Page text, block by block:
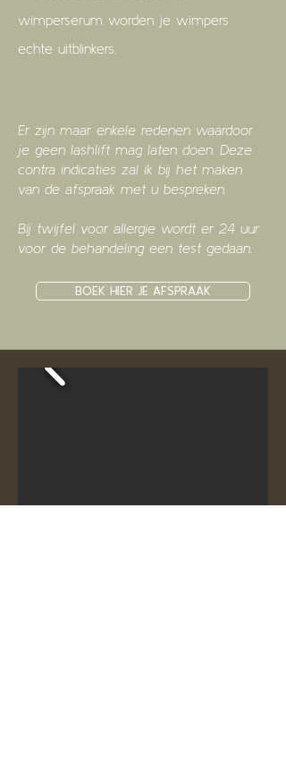
wimperserum worden je wimpers
echte uitblinkers.
Er zijn maar enkele redenen waardoor
je geen lashlift mag laten doen. Deze
contra indicaties zal ik bij het maken
van de afspraak met u bespreken.
Bij twijfel voor allergie wordt er 24 uur
voor de behandeling een test gedaan.
BOEK HIER JE AFSPRAAK